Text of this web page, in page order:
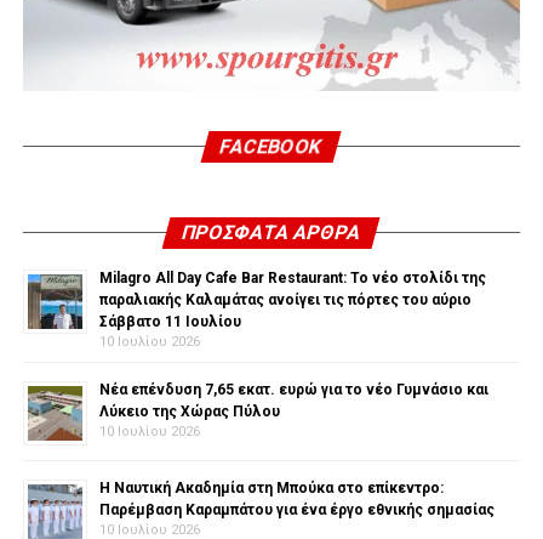
FACEBOOK
ΠΡΌΣΦΑΤΑ ΆΡΘΡΑ
Milagro All Day Cafe Bar Restaurant: Το νέο στολίδι της
παραλιακής Καλαμάτας ανοίγει τις πόρτες του αύριο
Σάββατο 11 Ιουλίου
10 Ιουλίου 2026
Νέα επένδυση 7,65 εκατ. ευρώ για το νέο Γυμνάσιο και
Λύκειο της Χώρας Πύλου
10 Ιουλίου 2026
Η Ναυτική Ακαδημία στη Μπούκα στο επίκεντρο:
Παρέμβαση Καραμπάτου για ένα έργο εθνικής σημασίας
10 Ιουλίου 2026